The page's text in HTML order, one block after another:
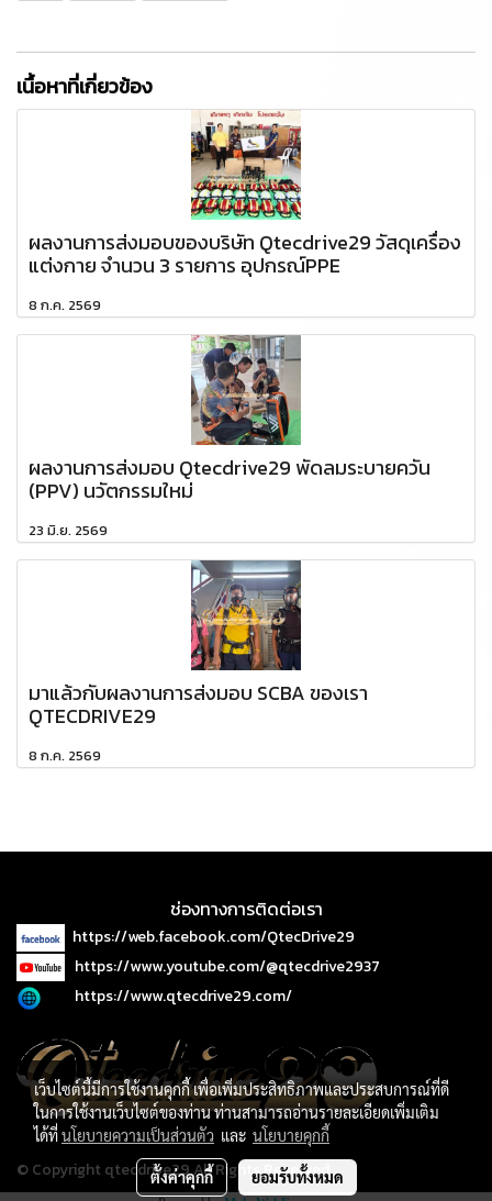
เนื้อหาที่เกี่ยวข้อง
ผลงานการส่งมอบของบริษัท Qtecdrive29 วัสดุเครื่อง
แต่งกาย จำนวน 3 รายการ อุปกรณ์PPE
8 ก.ค. 2569
ผลงานการส่งมอบ Qtecdrive29 พัดลมระบายควัน
(PPV) นวัตกรรมใหม่
23 มิ.ย. 2569
มาแล้วกับผลงานการส่งมอบ SCBA ของเรา
QTECDRIVE29
8 ก.ค. 2569
ช่องทางการติดต่อเรา
https://web.facebook.com/QtecDrive29
https://www.youtube.com/@qtecdrive2937
https://www.qtecdrive29.com/
© Copyright qtecdrive29 All Rights Reserved.
เว็บไซต์นี้มีการใช้งานคุกกี้ เพื่อเพิ่มประสิทธิภาพและประสบการณ์ที่ดี
ในการใช้งานเว็บไซต์ของท่าน ท่านสามารถอ่านรายละเอียดเพิ่มเติม
ได้ที่นโยบายความเป็นส่วนตัว และ นโยบายคุกกี้
ตั้งค่าคุกกี้ ยอมรับทั้งหมด